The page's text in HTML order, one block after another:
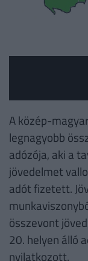
A közép-
legnagyobb
adózója, aki a
jövedelmet
adót fizetett.
összevont
20. helyen álló
nyilatkozott.